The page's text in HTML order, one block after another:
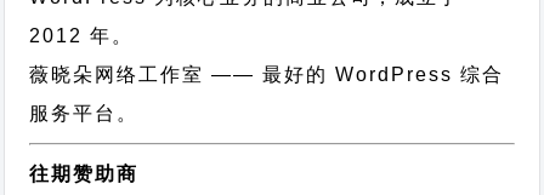
2012 年。
薇晓朵网络工作室 —— 最好的 WordPress 综合
服务平台。
往期赞助商